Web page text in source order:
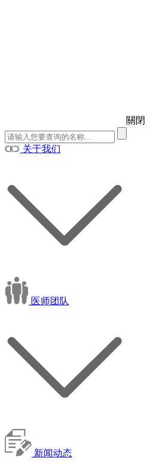
關閉
关于我们
医师团队
新闻动态